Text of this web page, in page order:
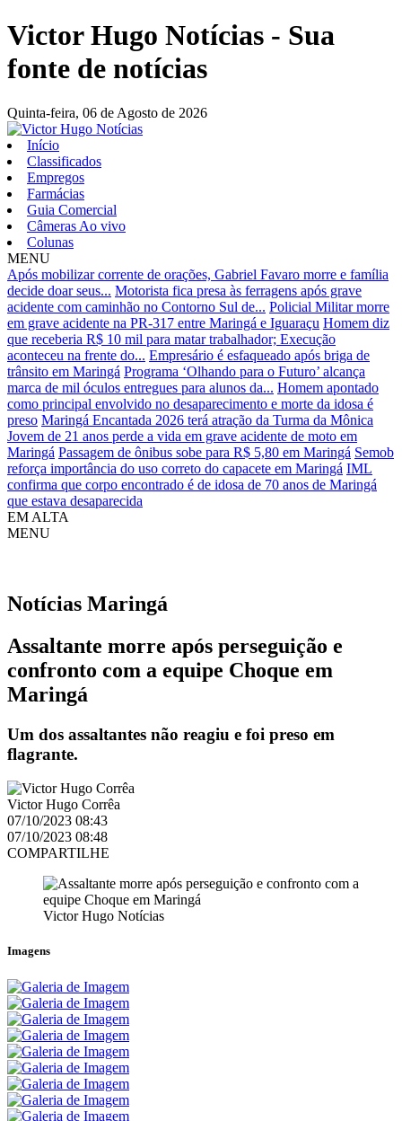
Victor Hugo Notícias - Sua
fonte de notícias
Quinta-feira, 06 de Agosto de 2026
Início
Classificados
Empregos
Farmácias
Guia Comercial
Câmeras Ao vivo
Colunas
MENU
Após mobilizar corrente de orações, Gabriel Favaro morre e família
decide doar seus... Motorista fica presa às ferragens após grave
acidente com caminhão no Contorno Sul de... Policial Militar morre
em grave acidente na PR-317 entre Maringá e Iguaraçu Homem diz
que receberia R$ 10 mil para matar trabalhador; Execução
aconteceu na frente do... Empresário é esfaqueado após briga de
trânsito em Maringá Programa ‘Olhando para o Futuro’ alcança
marca de mil óculos entregues para alunos da... Homem apontado
como principal envolvido no desaparecimento e morte da idosa é
preso Maringá Encantada 2026 terá atração da Turma da Mônica
Jovem de 21 anos perde a vida em grave acidente de moto em
Maringá Passagem de ônibus sobe para R$ 5,80 em Maringá Semob
reforça importância do uso correto do capacete em Maringá IML
confirma que corpo encontrado é de idosa de 70 anos de Maringá
que estava desaparecida
EM ALTA
MENU
Notícias Maringá
Assaltante morre após perseguição e
confronto com a equipe Choque em
Maringá
Um dos assaltantes não reagiu e foi preso em
flagrante.
Victor Hugo Corrêa
07/10/2023 08:43
07/10/2023 08:48
COMPARTILHE
Victor Hugo Notícias
Imagens